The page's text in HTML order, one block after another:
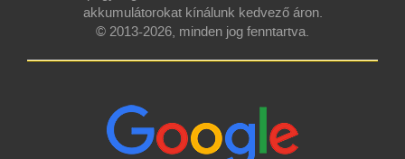
akkumulátorokat kínálunk kedvező áron.
© 2013-2026, minden jog fenntartva.